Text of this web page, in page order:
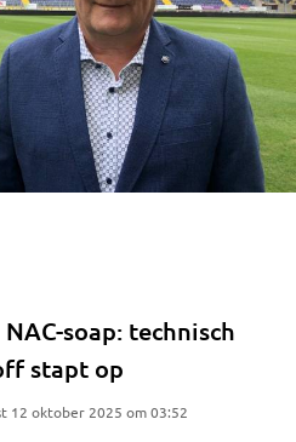
soap: technisch
stapt op
12 oktober 2025 om 03:52